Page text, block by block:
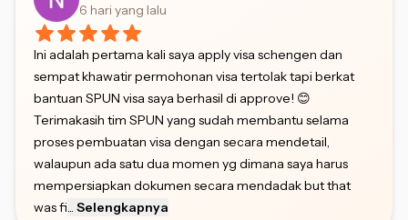
6 hari yang lalu
Ini adalah pertama kali saya apply visa schengen dan
sempat khawatir permohonan visa tertolak tapi berkat
bantuan SPUN visa saya berhasil di approve! 😊
Terimakasih tim SPUN yang sudah membantu selama
proses pembuatan visa dengan secara mendetail,
walaupun ada satu dua momen yg dimana saya harus
mempersiapkan dokumen secara mendadak but that
was fi... Selengkapnya